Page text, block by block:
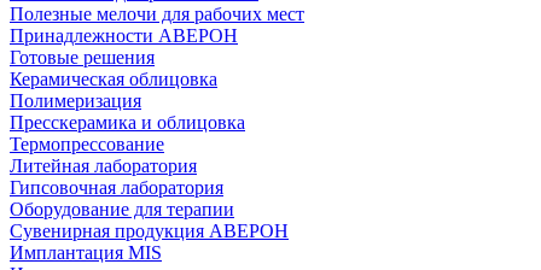
Полезные мелочи для рабочих мест
Принадлежности АВЕРОН
Готовые решения
Керамическая облицовка
Полимеризация
Пресскерамика и облицовка
Термопрессование
Литейная лаборатория
Гипсовочная лаборатория
Оборудование для терапии
Сувенирная продукция АВЕРОН
Имплантация MIS